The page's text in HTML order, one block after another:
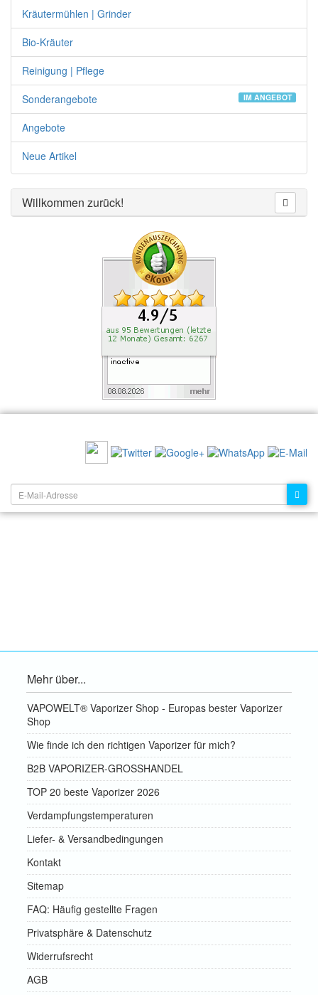
Kräutermühlen | Grinder
Bio-Kräuter
Reinigung | Pflege
Sonderangebote
IM ANGEBOT
Angebote
Neue Artikel
Willkommen zurück!
Mehr über...
VAPOWELT® Vaporizer Shop - Europas bester Vaporizer
Shop
Wie finde ich den richtigen Vaporizer für mich?
B2B VAPORIZER-GROSSHANDEL
TOP 20 beste Vaporizer 2026
Verdampfungstemperaturen
Liefer- & Versandbedingungen
Kontakt
Sitemap
FAQ: Häufig gestellte Fragen
Privatsphäre & Datenschutz
Widerrufsrecht
AGB